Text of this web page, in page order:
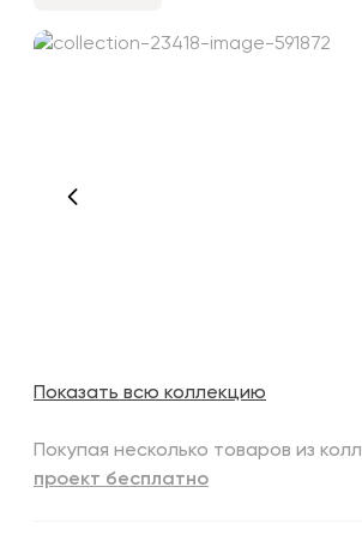
Показать всю коллекцию
Покупая несколько товаров из
проект бесплатно